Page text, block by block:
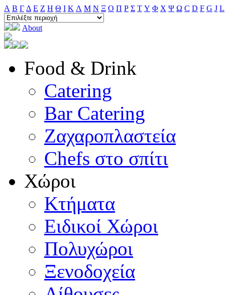
A B Γ Δ E Ζ H Θ I K Λ M N Ξ O Π Ρ Σ T Y Φ Χ Ψ Ω C D F G J L
About
Food & Drink
Catering
Bar Catering
Ζαχαροπλαστεία
Chefs στο σπίτι
Χώροι
Κτήματα
Ειδικοί Χώροι
Πολυχώροι
Ξενοδοχεία